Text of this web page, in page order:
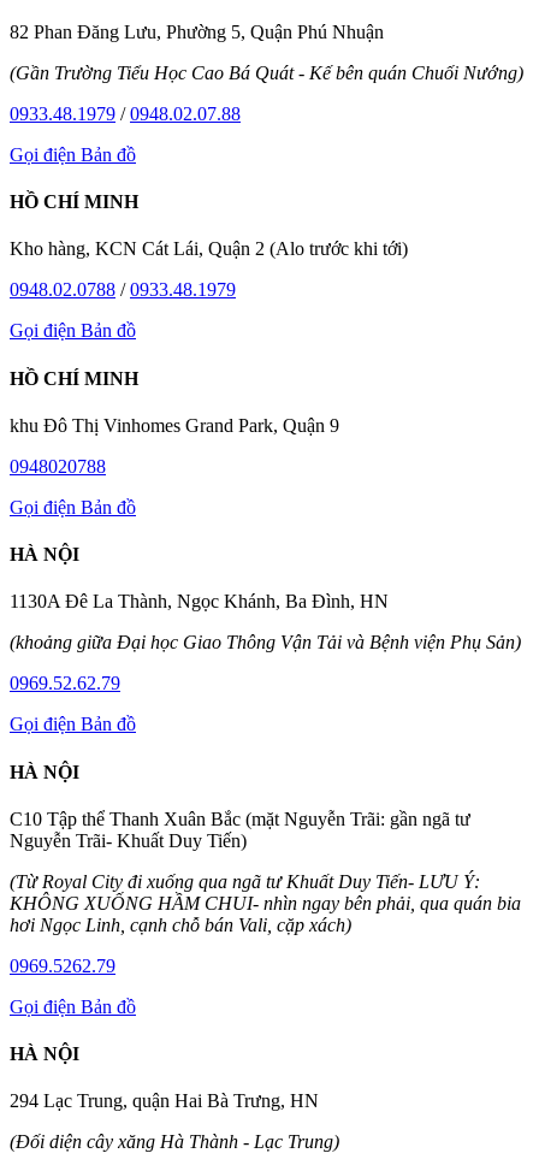
82 Phan Đăng Lưu, Phường 5, Quận Phú Nhuận
(Gần Trường Tiểu Học Cao Bá Quát - Kế bên quán Chuối Nướng)
0933.48.1979 /0948.02.07.88
Gọi điện Bản đồ
HỒ CHÍ MINH
Kho hàng, KCN Cát Lái, Quận 2 (Alo trước khi tới)
0948.02.0788 /0933.48.1979
Gọi điện Bản đồ
HỒ CHÍ MINH
khu Đô Thị Vinhomes Grand Park, Quận 9
0948020788
Gọi điện Bản đồ
HÀ NỘI
1130A Đê La Thành, Ngọc Khánh, Ba Đình, HN
(khoảng giữa Đại học Giao Thông Vận Tải và Bệnh viện Phụ Sản)
0969.52.62.79
Gọi điện Bản đồ
HÀ NỘI
C10 Tập thể Thanh Xuân Bắc (mặt Nguyễn Trãi: gần ngã tư
Nguyễn Trãi- Khuất Duy Tiến)
(Từ Royal City đi xuống qua ngã tư Khuất Duy Tiến- LƯU Ý:
KHÔNG XUỐNG HẦM CHUI- nhìn ngay bên phải, qua quán bia
hơi Ngọc Linh, cạnh chỗ bán Vali, cặp xách)
0969.5262.79
Gọi điện Bản đồ
HÀ NỘI
294 Lạc Trung, quận Hai Bà Trưng, HN
(Đối diện cây xăng Hà Thành - Lạc Trung)